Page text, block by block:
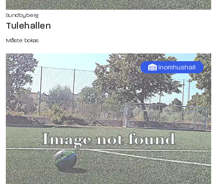
Sundbyberg
Tulehallen
Måste bokas
Inomhushall